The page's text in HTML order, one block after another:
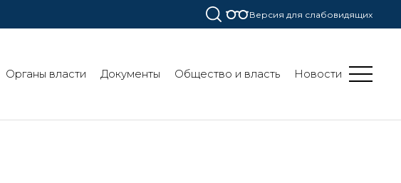
Версия для слабовидящих
Органы власти Документы Общество и власть Новости